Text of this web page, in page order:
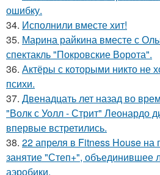
ошибку.
34. Исполнили вместе хит!
35. Марина райкина вместе с
спектакль "Покровские Ворота".
36. Актёры с которыми никто не
психи.
37. Двенадцать лет назад во
"Волк с Уолл - Стрит" Леонардо
впервые встретились.
38. 22 апреля в Fitness House на
занятие "Степ+", объединившее
аэробики.